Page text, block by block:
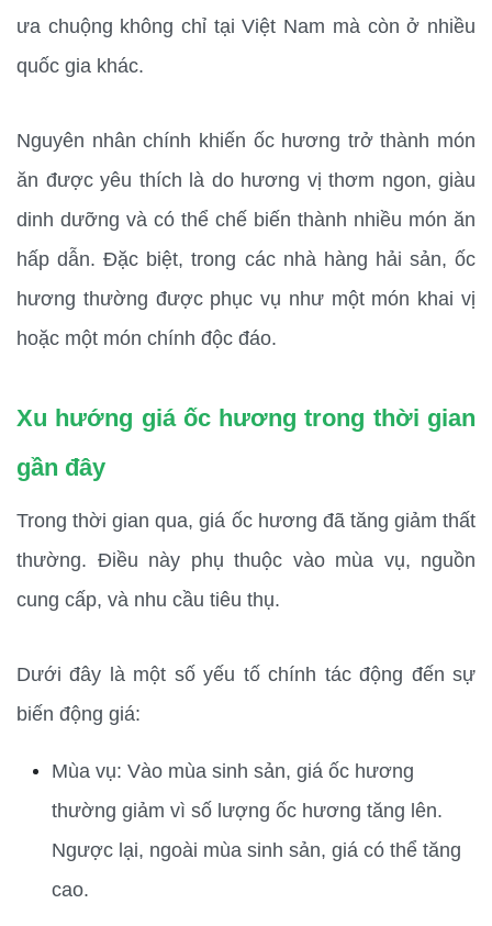
ưa chuộng không chỉ tại Việt Nam mà còn ở nhiều
quốc gia khác.
Nguyên nhân chính khiến ốc hương trở thành món
ăn được yêu thích là do hương vị thơm ngon, giàu
dinh dưỡng và có thể chế biến thành nhiều món ăn
hấp dẫn. Đặc biệt, trong các nhà hàng hải sản, ốc
hương thường được phục vụ như một món khai vị
hoặc một món chính độc đáo.
Xu hướng giá ốc hương trong thời gian
gần đây
Trong thời gian qua, giá ốc hương đã tăng giảm thất
thường. Điều này phụ thuộc vào mùa vụ, nguồn
cung cấp, và nhu cầu tiêu thụ.
Dưới đây là một số yếu tố chính tác động đến sự
biến động giá:
Mùa vụ: Vào mùa sinh sản, giá ốc hương
thường giảm vì số lượng ốc hương tăng lên.
Ngược lại, ngoài mùa sinh sản, giá có thể tăng
cao.